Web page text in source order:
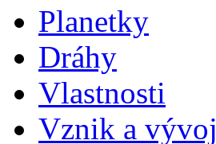
Planetky
Dráhy
Vlastnosti
Vznik a vývoj